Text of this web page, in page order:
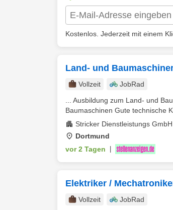
Kostenlos. Jederzeit mit einem
Land- und
Vollzeit
JobRad
... Ausbildung zum Land- und
Baumaschinen Gute technische
Stricker Dienstleistungs GmbH
Dortmund
vor 2 Tagen
Elektriker /
Vollzeit
JobRad